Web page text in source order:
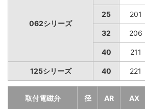
062シリーズ
25 201
32 206
40 211
125シリーズ 40 221
取付電磁弁 径 AR AX